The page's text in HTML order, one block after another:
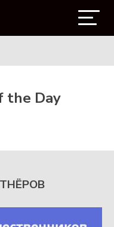
the Day